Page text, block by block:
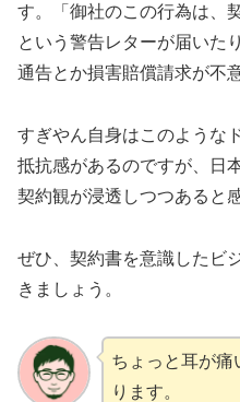
す。「御社のこの行為は、
という警告レターが届いた
通告とか損害賠償請求が不
すぎやん自身はこのような
抵抗感があるのですが、日
契約観が浸透しつつあると
ぜひ、契約書を意識したビ
きましょう。
ちょっと耳が痛
ります。